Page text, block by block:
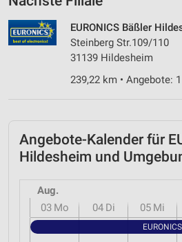
EURONICS Bäßler
Steinberg Str.109/110
31139 Hildesheim
239,22 km • Angebote:
Angebote-Kalender für
Hildesheim und
Aug.
03 Mo 04 Di 05 Mi